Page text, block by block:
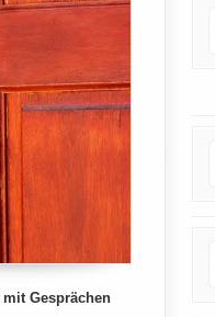
mit Gesprächen